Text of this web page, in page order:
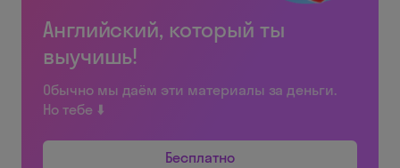
Английский, который ты
выучишь!
Обычно мы даём эти материалы за деньги.
Но тебе ⬇️
Бесплатно